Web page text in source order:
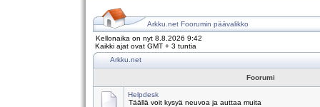
Arkku.net Foorumin päävalikko
Kellonaika on nyt 8.8.2026 9:42
Kaikki ajat ovat GMT + 3 tuntia
Arkku.net
Foorumi
Helpdesk
Täällä voit kysyä neuvoa ja auttaa muita